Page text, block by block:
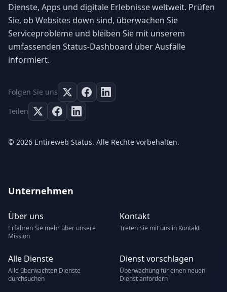
Dienste, Apps und digitale Erlebnisse weltweit. Prüfen
Sie, ob Websites down sind, überwachen Sie
Serviceprobleme und bleiben Sie mit unserem
umfassenden Status-Dashboard über Ausfälle
informiert.
Folgen Sie uns
Teilen
© 2026 Entireweb Status. Alle Rechte vorbehalten.
Unternehmen
Über uns
Erfahren Sie mehr über unsere
Mission
Kontakt
Treten Sie mit uns in Kontakt
Alle Dienste
Alle überwachten Dienste
durchsuchen
Dienst vorschlagen
Überwachung für einen neuen
Dienst anfordern